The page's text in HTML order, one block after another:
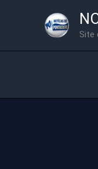
Site